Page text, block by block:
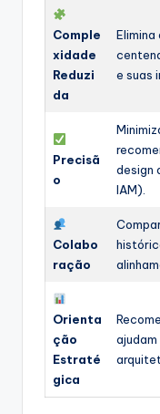
Comple
xidade
Reduzi
da
e suas
Precisã
o
design
IAM).
Colabo
ração
Orienta
ção
Estraté
gica